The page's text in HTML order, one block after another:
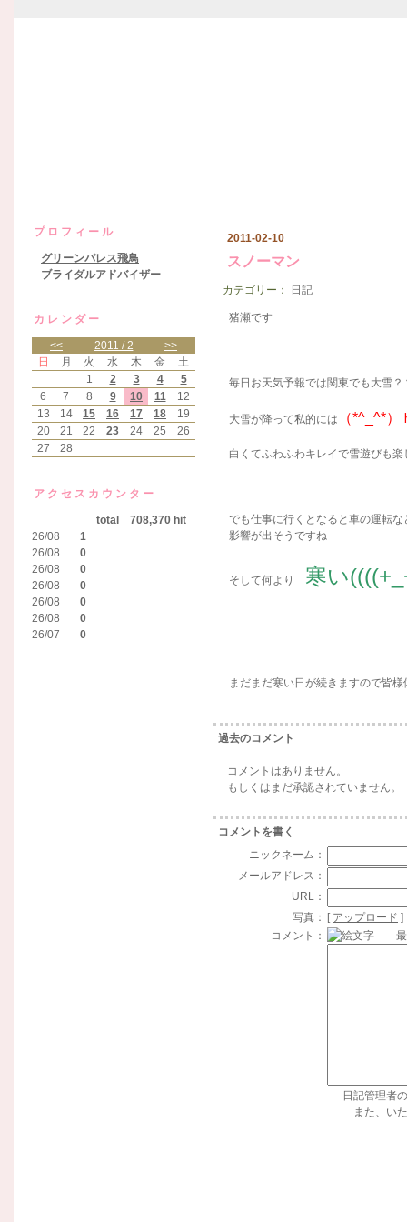
プロフィール
グリーンパレス飛鳥
ブライダルアドバイザー
カレンダー
<< 2011 / 2
>>
日
月 火 水 木 金
土
1
2 3 4
5
6
7 8 9 10 11
12
13
14 15 16 17 18
19
20
21 22 23 24 25
26
27
28
アクセスカウンター
total 708,370 hit
26/08
1
26/08
0
26/08
0
26/08
0
26/08
0
26/08
0
26/07
0
2011-02-10
スノーマン
カテゴリー： 日記
猪瀬です
毎日お天気予報では関東でも大雪
大雪が降って私的には （*^_^*
白くてふわふわキレイで雪遊びも
でも仕事に行くとなると車の運転
影響が出そうですね
そして何より 寒い
まだまだ寒い日が続きますので皆
過去のコメント
コメントはありません。
もしくはまだ承認されていません。
コメントを書く
ニックネーム：
メールアドレス：
URL：
写真：
[ アップロード ]
コメント：
最
日記管理者
また、い